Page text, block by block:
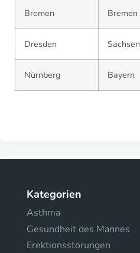
Bremen Bremen
Dresden Sachsen
Nürnberg Bayern
Kategorien
Asthma
Gesundheit des Mannes
Erektionsstörungen